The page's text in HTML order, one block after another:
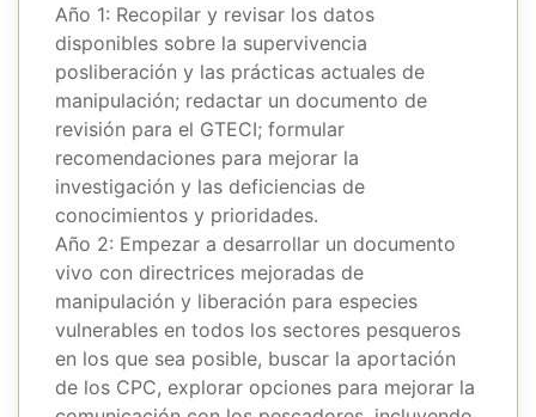
Año 1: Recopilar y revisar los datos
disponibles sobre la supervivencia
posliberación y las prácticas actuales de
manipulación; redactar un documento de
revisión para el GTECI; formular
recomendaciones para mejorar la
investigación y las deficiencias de
conocimientos y prioridades.
Año 2: Empezar a desarrollar un documento
vivo con directrices mejoradas de
manipulación y liberación para especies
vulnerables en todos los sectores pesqueros
en los que sea posible, buscar la aportación
de los CPC, explorar opciones para mejorar la